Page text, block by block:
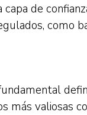
de
como
más valiosas